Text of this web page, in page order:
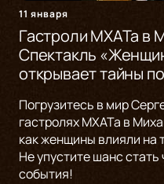
11 января
Гастроли МХАТа в
Спектакль
открывает тайны
Погрузитесь в мир
гастролях МХАТа в
как женщины влияли на
Не упустите шанс
события!